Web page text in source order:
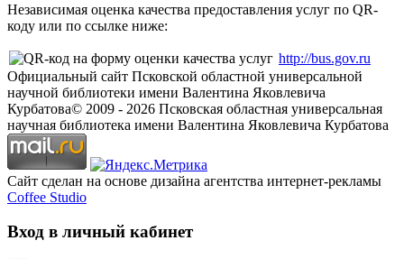
Независимая оценка качества предоставления услуг по QR-
коду или по ссылке ниже:
http://bus.gov.ru
Официальный сайт Псковской областной универсальной
научной библиотеки имени Валентина Яковлевича
Курбатова© 2009 - 2026 Псковская областная универсальная
научная библиотека имени Валентина Яковлевича Курбатова
Сайт сделан на основе дизайна агентства интернет-рекламы
Coffee Studio
Вход в личный кабинет